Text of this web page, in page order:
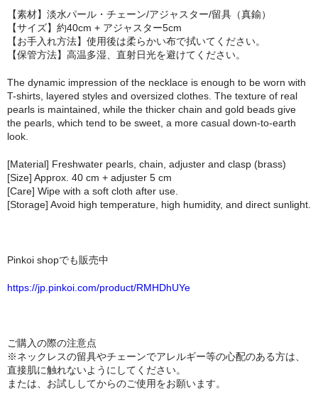
【素材】淡水パール・チェーン/アジャスター/留具（真鍮）
【サイズ】約40cm + アジャスター5cm
【お手入れ方法】使用後は柔らかい布で拭いてください。
【保管方法】高温多湿、直射日光を避けてください。
The dynamic impression of the necklace is enough to be worn with
T-shirts, layered styles and oversized clothes. The texture of real
pearls is maintained, while the thicker chain and gold beads give
the pearls, which tend to be sweet, a more casual down-to-earth
look.
[Material] Freshwater pearls, chain, adjuster and clasp (brass)
[Size] Approx. 40 cm + adjuster 5 cm
[Care] Wipe with a soft cloth after use.
[Storage] Avoid high temperature, high humidity, and direct sunlight.
Pinkoi shopでも販売中
https://jp.pinkoi.com/product/RMHDhUYe
ご購入の際の注意点
※ネックレスの留具やチェーンでアレルギー等の心配のある方は、
直接肌に触れないようにしてください。
または、お試ししてからのご使用をお願います。